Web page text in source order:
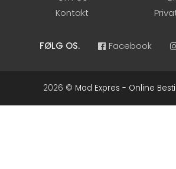
Kontakt
FØLG OS. Facebook
2026 © Mad Expres - Online